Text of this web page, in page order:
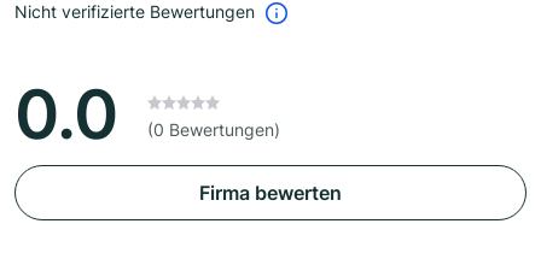
Nicht verifizierte Bewertungen
0.0 (0 Bewertungen)
Firma bewerten